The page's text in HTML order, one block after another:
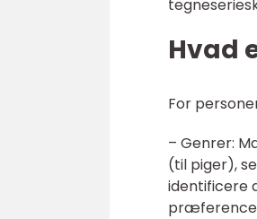
Hvad
For
– Genrer:
(til piger),
identificere